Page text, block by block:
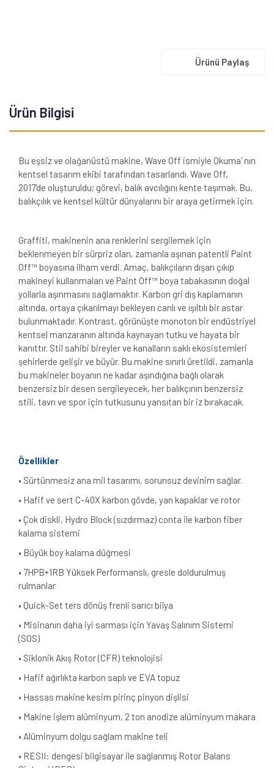
Ürünü Paylaş
Ürün Bilgisi
Bu eşsiz ve olağanüstü makine, Wave Off ismiyle Okuma' nın
kentsel tasarım ekibi tarafından tasarlandı. Wave Off,
2017'de oluşturuldu; görevi, balık avcılığını kente taşımak. Bu,
balıkçılık ve kentsel kültür dünyalarını bir araya getirmek için.
Graffiti, makinenin ana renklerini sergilemek için
beklenmeyen bir sürpriz olan, zamanla aşınan patentli Paint
Off™ boyasına ilham verdi. Amaç, balıkçıların dışarı çıkıp
makineyi kullanmaları ve Paint Off™ boya tabakasının doğal
yollarla aşınmasını sağlamaktır. Karbon gri dış kaplamanın
altında, ortaya çıkarılmayı bekleyen canlı ve ışıltılı bir astar
bulunmaktadır. Kontrast, görünüşte monoton bir endüstriyel
kentsel manzaranın altında kaynayan tutku ve hayata bir
kanıttır. Stil sahibi bireyler ve kanalların saklı ekosistemleri
şehirlerde gelişir ve büyür. Bu makine sınırlı üretildi, zamanla
bu makineler boyanın ne kadar aşındığına bağlı olarak
benzersiz bir desen sergileyecek, her balıkçının benzersiz
stili, tavrı ve spor için tutkusunu yansıtan bir iz bırakacak.
Özellikler
• Sürtünmesiz ana mil tasarımı, sorunsuz devinim sağlar.
• Hafif ve sert C-40X karbon gövde, yan kapaklar ve rotor
• Çok diskli, Hydro Block (sızdırmaz) conta ile karbon fiber
kalama sistemi
• Büyük boy kalama düğmesi
• 7HPB+1RB Yüksek Performanslı, gresle doldurulmuş
rulmanlar
• Quick-Set ters dönüş frenli sarıcı bilya
• Misinanın daha iyi sarması için Yavaş Salınım Sistemi
(SOS)
• Siklonik Akış Rotor (CFR) teknolojisi
• Hafif ağırlıkta karbon saplı ve EVA topuz
• Hassas makine kesim pirinç pinyon dişlisi
• Makine işlem alüminyum, 2 ton anodize alüminyum makara
• Alüminyum dolgu sağlam makine teli
• RESII: dengesi bilgisayar ile sağlanmış Rotor Balans